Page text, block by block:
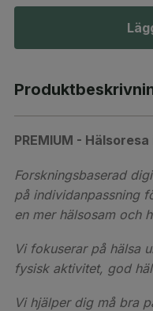
PREMIUM - Hälsoresa
Forskningsbaserad
på individanpassning
en mer hälsosam och
Vi fokuserar på hälsa
fysisk aktivitet, god
Vi hjälper dig må bra